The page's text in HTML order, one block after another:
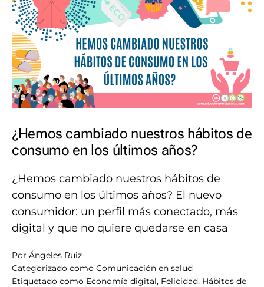
¿Hemos cambiado nuestros hábitos de
consumo en los últimos años?
¿Hemos cambiado nuestros hábitos de
consumo en los últimos años? El nuevo
consumidor: un perfil más conectado, más
digital y que no quiere quedarse en casa
Por Ángeles Ruiz
Categorizado como Comunicación en salud
Etiquetado como Economía digital, Felicidad, Hábitos de